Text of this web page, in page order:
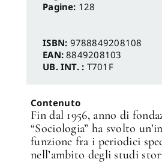
Pagine: 128
ISBN: 9788849208108
EAN:8849208103
UB. INT. : T701F
Contenuto
Fin dal 1956, anno di
“Sociologia” ha svolto
funzione fra i periodici
nell’ambito degli studi